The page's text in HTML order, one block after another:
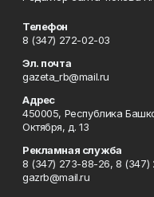
Телефон
8 (347) 272-02-03
Эл. почта
gazeta_rb@mail.ru
Адрес
450005, Республика
Октября, д. 13
Рекламная служба
8 (347) 273-88-26, 8 (347)
gazrb@mail.ru